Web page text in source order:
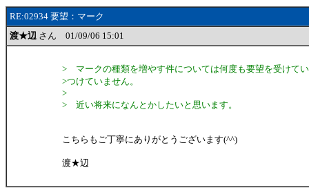
RE:02934 要望：マーク
渡★辺 さん 01/09/06 15:01
> マークの種類を増やす件については何度も要望を受けて
>つけていません。
>
> 近い将来になんとかしたいと思います。
こちらもご丁寧にありがとうございます(^^)
渡★辺